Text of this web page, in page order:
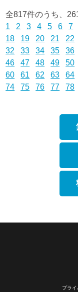
全817件のうち、
1
2 3 4 5 6 7
18
19 20 21 22
32
33 34 35 36
46
47 48 49 50
60
61 62 63 64
74
75 76 77 78
プライ